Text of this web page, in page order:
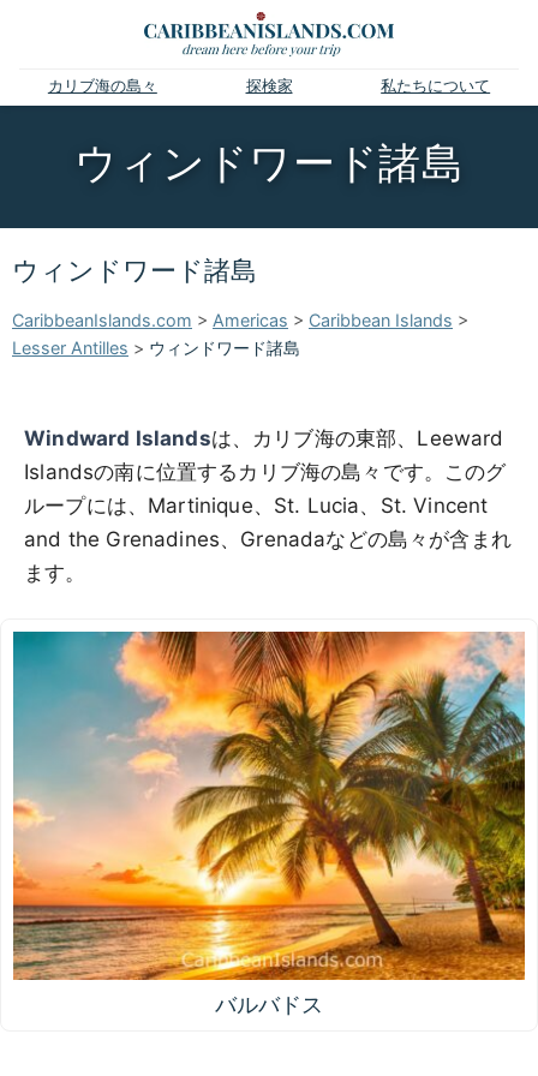
カリブ海の島々 探検家 私たちについて
ウィンドワード諸島
ウィンドワード諸島
CaribbeanIslands.com > Americas > Caribbean Islands >
Lesser Antilles > ウィンドワード諸島
Windward Islandsは、カリブ海の東部、Leeward
Islandsの南に位置するカリブ海の島々です。このグ
ループには、Martinique、St. Lucia、St. Vincent
and the Grenadines、Grenadaなどの島々が含まれ
ます。
バルバドス